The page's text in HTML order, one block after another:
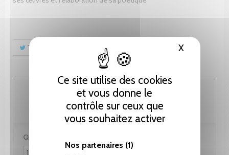
Ce site utilise des cookies
et vous donne le
contrôle sur ceux que
vous souhaitez activer
Nos partenaires (1)
XMasquer
Tweet
102.60 CHF
Quantité :